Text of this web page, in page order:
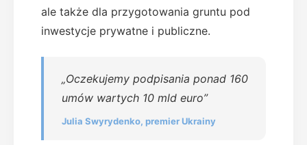
ale także dla przygotowania gruntu pod
inwestycje prywatne i publiczne.
„Oczekujemy podpisania ponad 160
umów wartych 10 mld euro”
Julia Swyrydenko, premier Ukrainy